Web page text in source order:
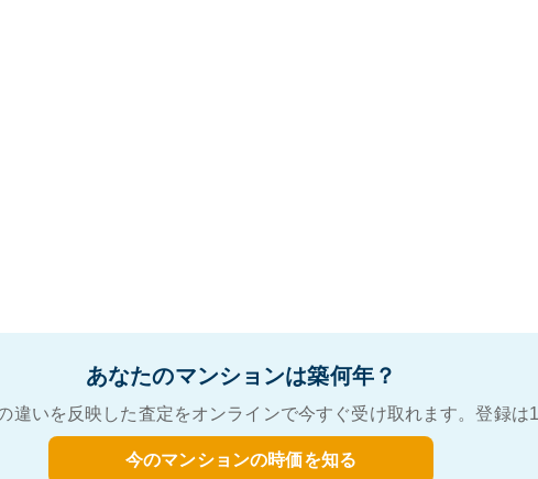
あなたのマンションは築何年？
違いを反映した査定をオンラインで今すぐ受け取れます。登録は
今のマンションの時価を知る